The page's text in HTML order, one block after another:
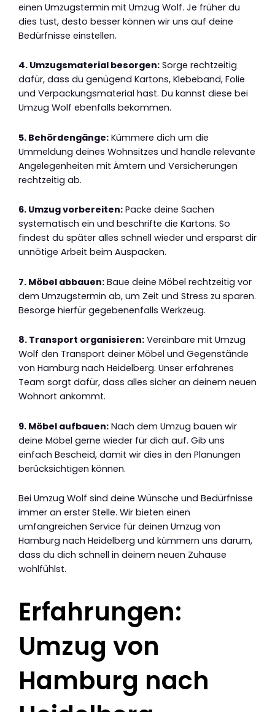
einen Umzugstermin mit Umzug Wolf. Je früher du
dies tust, desto besser können wir uns auf deine
Bedürfnisse einstellen.
4. Umzugsmaterial besorgen: Sorge rechtzeitig
dafür, dass du genügend Kartons, Klebeband, Folie
und Verpackungsmaterial hast. Du kannst diese bei
Umzug Wolf ebenfalls bekommen.
5. Behördengänge: Kümmere dich um die
Ummeldung deines Wohnsitzes und handle relevante
Angelegenheiten mit Ämtern und Versicherungen
rechtzeitig ab.
6. Umzug vorbereiten: Packe deine Sachen
systematisch ein und beschrifte die Kartons. So
findest du später alles schnell wieder und ersparst dir
unnötige Arbeit beim Auspacken.
7. Möbel abbauen: Baue deine Möbel rechtzeitig vor
dem Umzugstermin ab, um Zeit und Stress zu sparen.
Besorge hierfür gegebenenfalls Werkzeug.
8. Transport organisieren: Vereinbare mit Umzug
Wolf den Transport deiner Möbel und Gegenstände
von Hamburg nach Heidelberg. Unser erfahrenes
Team sorgt dafür, dass alles sicher an deinem neuen
Wohnort ankommt.
9. Möbel aufbauen: Nach dem Umzug bauen wir
deine Möbel gerne wieder für dich auf. Gib uns
einfach Bescheid, damit wir dies in den Planungen
berücksichtigen können.
Bei Umzug Wolf sind deine Wünsche und Bedürfnisse
immer an erster Stelle. Wir bieten einen
umfangreichen Service für deinen Umzug von
Hamburg nach Heidelberg und kümmern uns darum,
dass du dich schnell in deinem neuen Zuhause
wohlfühlst.
Erfahrungen:
Umzug von
Hamburg nach